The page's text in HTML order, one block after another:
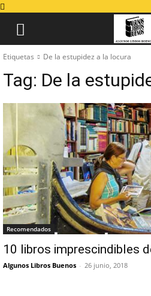
Etiquetas De la estupidez a la locura
Tag: De la
Recomendados
10 libros imprescindibles
Algunos Libros Buenos - 26 junio, 2018